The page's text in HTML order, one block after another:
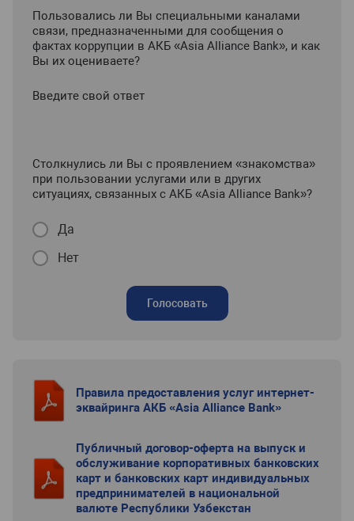
Пользовались ли Вы специальными каналами
связи, предназначенными для сообщения о
фактах коррупции в АКБ «Asia Alliance Bank», и как
Вы их оцениваете?
Введите свой ответ
Столкнулись ли Вы с проявлением «знакомства»
при пользовании услугами или в других
ситуациях, связанных с АКБ «Asia Alliance Bank»?
Да
Нет
Голосовать
Правила предоставления услуг интернет-
эквайринга АКБ «Asia Alliance Bank»
Публичный договор-оферта на выпуск и
обслуживание корпоративных банковских
карт и банковских карт индивидуальных
предпринимателей в национальной
валюте Республики Узбекстан